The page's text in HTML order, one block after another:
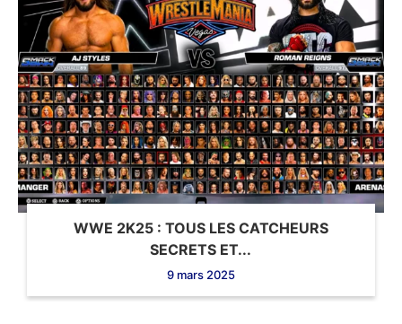
WWE 2K25 : TOUS LES CATCHEURS
SECRETS ET...
9 mars 2025